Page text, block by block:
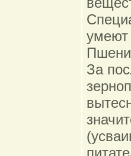
умеют
За